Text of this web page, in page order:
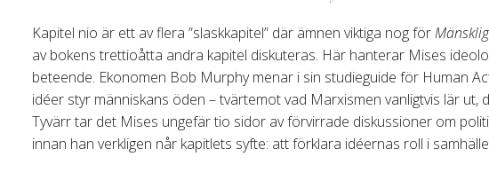
Kapitel nio är ett av flera ”slaskkapitel” där ämnen viktiga nog för
av bokens trettioåtta andra kapitel diskuteras. Här hanterar Mises
beteende. Ekonomen Bob Murphy menar i sin studieguide för Human
idéer styr människans öden – tvärtemot vad Marxismen vanligtvis lär
Tyvärr tar det Mises ungefär tio sidor av förvirrade diskussioner om
innan han verkligen når kapitlets syfte: att förklara idéernas roll i